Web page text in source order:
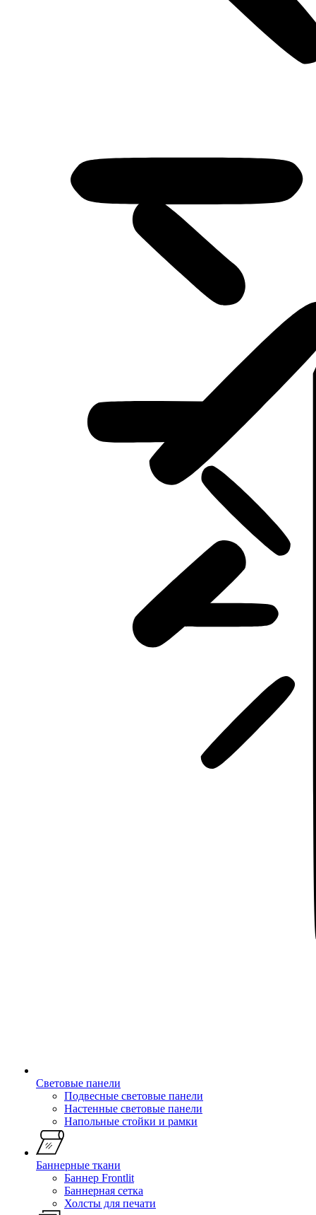
Световые панели
Подвесные световые панели
Настенные световые панели
Напольные стойки и рамки
Баннерные ткани
Баннер Frontlit
Баннерная сетка
Холсты для печати